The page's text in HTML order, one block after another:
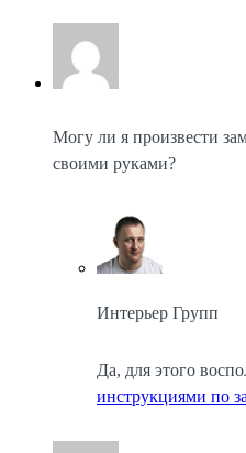
Могу ли я произвести
своими руками?
Интерьер Групп
Да, для этого
инструкциями по